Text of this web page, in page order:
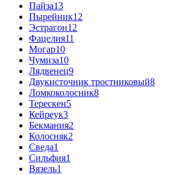
Пайза13
Пырейник12
Эстрагон12
Фацелия11
Могар10
Чумиза10
Лядвенец9
Двукисточник тростниковый8
Ломкоколосник8
Терескен5
Кейреук3
Бекмания2
Колосняк2
Сведа1
Сильфия1
Вязель1